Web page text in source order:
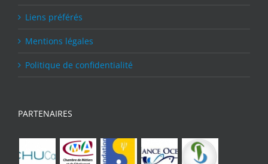
Liens préférés
Mentions légales
Politique de confidentialité
PARTENAIRES